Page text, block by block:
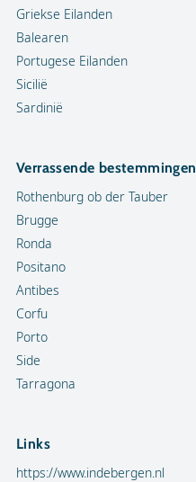
Griekse Eilanden
Balearen
Portugese Eilanden
Sicilië
Sardinië
Verrassende bestemmingen
Rothenburg ob der Tauber
Brugge
Ronda
Positano
Antibes
Corfu
Porto
Side
Tarragona
Links
https://www.indebergen.nl